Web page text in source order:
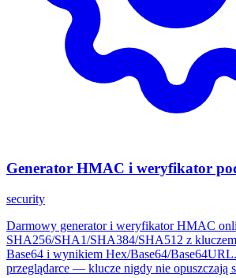
Generator HMAC i weryfikator
security
Darmowy generator i weryfikator HMAC
SHA256/SHA1/SHA384/SHA512 z
Base64 i wynikiem Hex/Base64/
przeglądarce — klucze nigdy nie opuszczają